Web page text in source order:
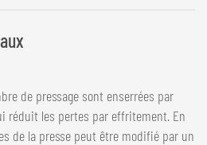
de pressage sont enserrées par
réduit les pertes par effritement. En
de la presse peut être modifié par un